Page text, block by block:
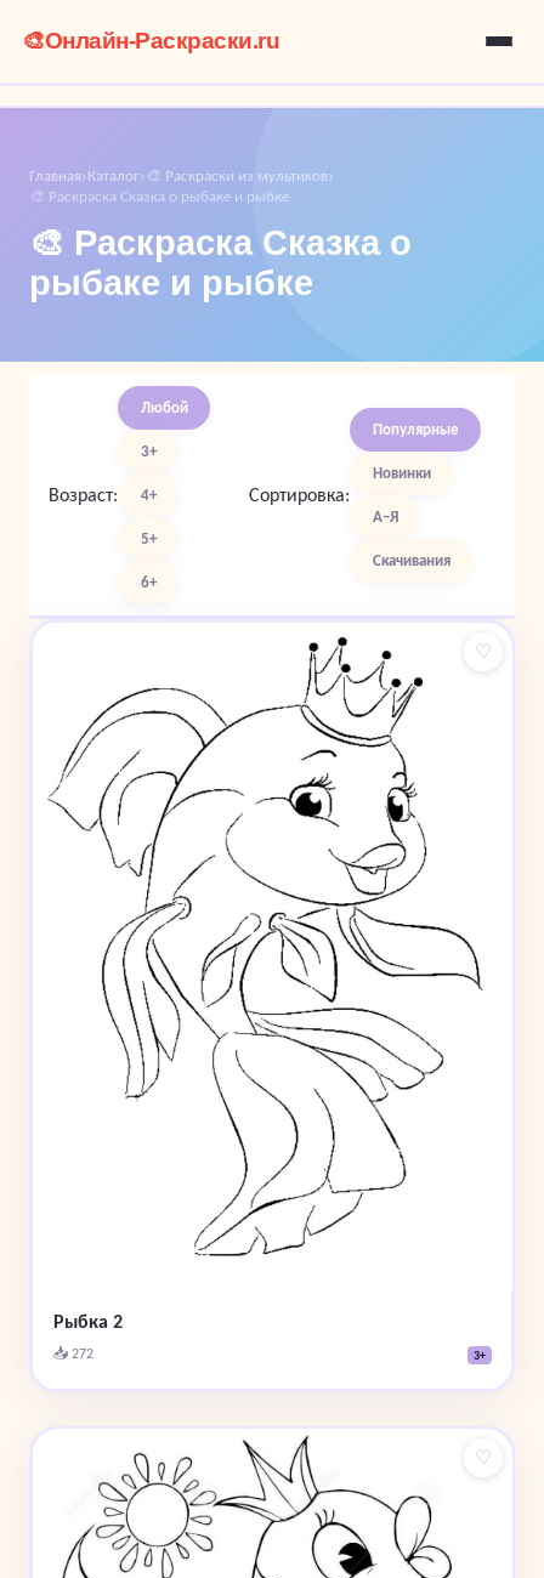
🎨Онлайн-Раскраски.ru
Главная›Каталог›🎨 Раскраски из мультиков›
🎨 Раскраска Сказка о рыбаке и рыбке
🎨 Раскраска Сказка о
рыбаке и рыбке
Возраст:
Любой
3+
4+
5+
6+
Сортировка:
Популярные
Новинки
А–Я
Скачивания
♡
Рыбка 2
📥 272 3+
♡